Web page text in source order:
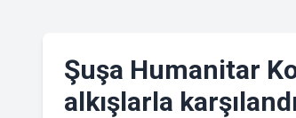
Şuşa Humanitar
alkışlarla